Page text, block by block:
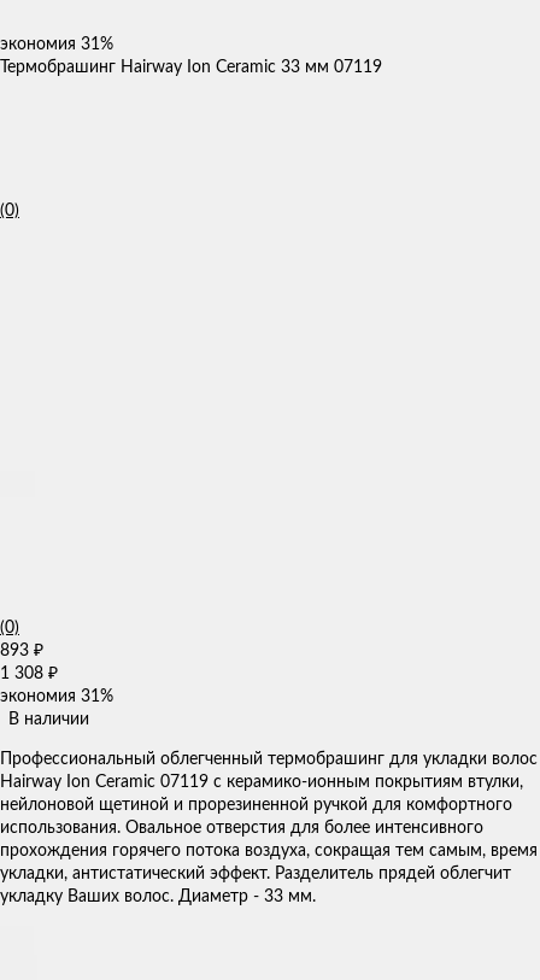
экономия 31%
Термобрашинг Hairway Ion Ceramic 33 мм 07119
(0)
(0)
893 ₽
1 308 ₽
экономия 31%
В наличии
Профессиональный облегченный термобрашинг для укладки волос
Hairway Ion Ceramic 07119 с керамико-ионным покрытиям втулки,
нейлоновой щетиной и прорезиненной ручкой для комфортного
использования. Овальное отверстия для более интенсивного
прохождения горячего потока воздуха, сокращая тем самым, время
укладки, антистатический эффект. Разделитель прядей облегчит
укладку Ваших волос. Диаметр - 33 мм.